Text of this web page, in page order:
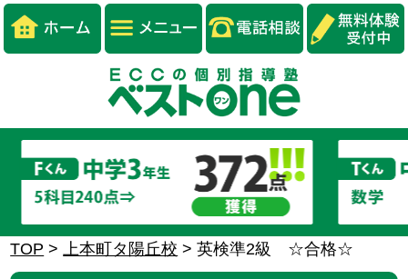
TOP >上本町タ陽丘校 >英検準2級 ☆合格☆